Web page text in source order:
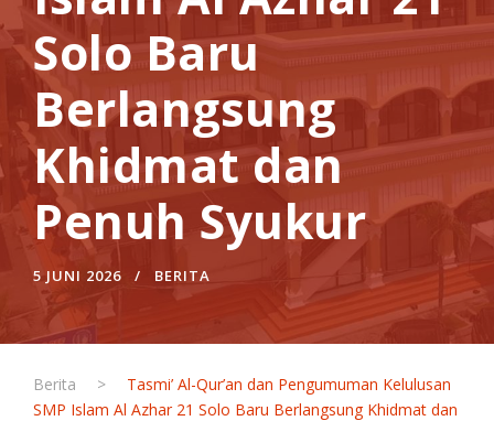
Solo Baru
Berlangsung
Khidmat dan
Penuh Syukur
5 JUNI 2026 BERITA
Berita >
Tasmi’ Al-Qur’an dan Pengumuman Kelulusan
SMP Islam Al Azhar 21 Solo Baru Berlangsung Khidmat dan